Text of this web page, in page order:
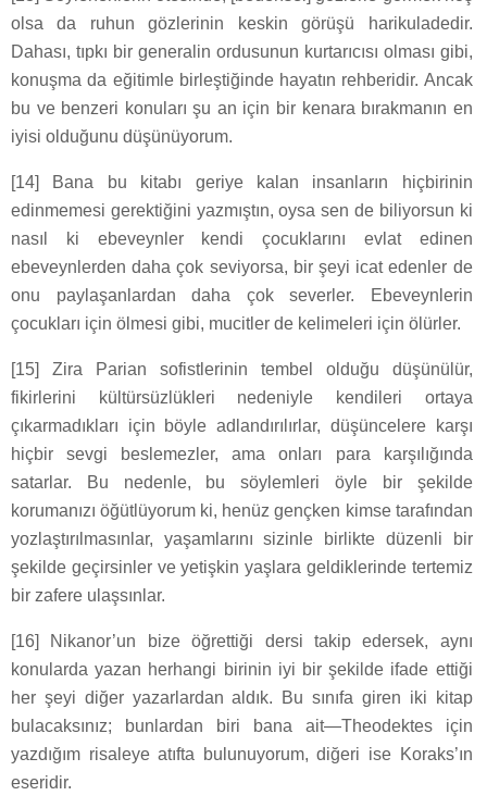
olsa da ruhun gözlerinin keskin görüşü harikuladedir.
Dahası, tıpkı bir generalin ordusunun kurtarıcısı olması gibi,
konuşma da eğitimle birleştiğinde hayatın rehberidir. Ancak
bu ve benzeri konuları şu an için bir kenara bırakmanın en
iyisi olduğunu düşünüyorum.
[14] Bana bu kitabı geriye kalan insanların hiçbirinin
edinmemesi gerektiğini yazmıştın, oysa sen de biliyorsun ki
nasıl ki ebeveynler kendi çocuklarını evlat edinen
ebeveynlerden daha çok seviyorsa, bir şeyi icat edenler de
onu paylaşanlardan daha çok severler. Ebeveynlerin
çocukları için ölmesi gibi, mucitler de kelimeleri için ölürler.
[15] Zira Parian sofistlerinin tembel olduğu düşünülür,
fikirlerini kültürsüzlükleri nedeniyle kendileri ortaya
çıkarmadıkları için böyle adlandırılırlar, düşüncelere karşı
hiçbir sevgi beslemezler, ama onları para karşılığında
satarlar. Bu nedenle, bu söylemleri öyle bir şekilde
korumanızı öğütlüyorum ki, henüz gençken kimse tarafından
yozlaştırılmasınlar, yaşamlarını sizinle birlikte düzenli bir
şekilde geçirsinler ve yetişkin yaşlara geldiklerinde tertemiz
bir zafere ulaşsınlar.
[16] Nikanor’un bize öğrettiği dersi takip edersek, aynı
konularda yazan herhangi birinin iyi bir şekilde ifade ettiği
her şeyi diğer yazarlardan aldık. Bu sınıfa giren iki kitap
bulacaksınız; bunlardan biri bana ait—Theodektes için
yazdığım risaleye atıfta bulunuyorum, diğeri ise Koraks’ın
eseridir.